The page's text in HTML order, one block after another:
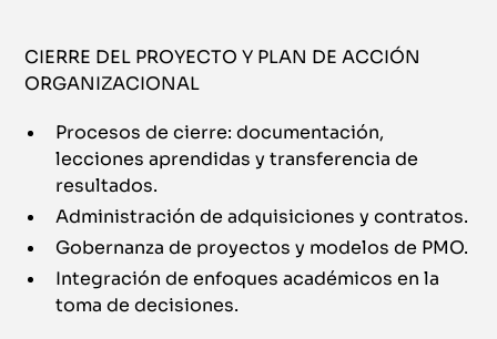
CIERRE DEL PROYECTO Y PLAN DE ACCIÓN
ORGANIZACIONAL
Procesos de cierre: documentación,
lecciones aprendidas y transferencia de
resultados.
Administración de adquisiciones y contratos.
Gobernanza de proyectos y modelos de PMO.
Integración de enfoques académicos en la
toma de decisiones.